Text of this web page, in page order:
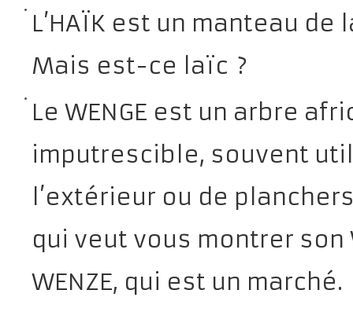
L’HAÏK est un manteau
Mais est-ce laïc ?
Le WENGE est un arbre
imputrescible, souvent
l’extérieur ou de
qui veut vous montrer son
WENZE, qui est un marché.